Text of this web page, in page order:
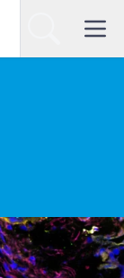
SuchenOpen